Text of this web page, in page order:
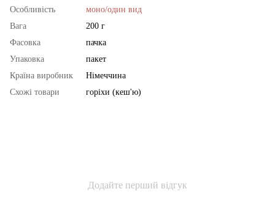
Особливість
моно/один вид
Вага
200 г
Фасовка
пачка
Упаковка
пакет
Країна виробник
Німеччина
Схожі товари
горіхи (кеш'ю)
Додайте перший відгук